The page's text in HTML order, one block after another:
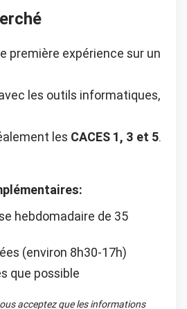
première expérience sur un
les outils informatiques,
les CACES 1, 3 et 5.
hebdomadaire de 35
(environ 8h30-17h)
que possible
acceptez que les informations